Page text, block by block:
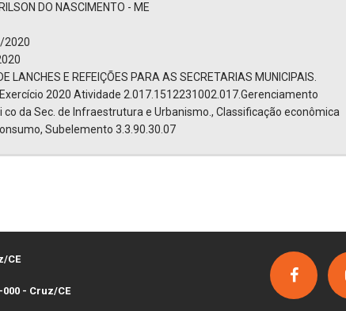
DO NASCIMENTO - ME
2020
LANCHES E REFEIÇÕES PARA AS SECRETARIAS MUNICIPAIS.
Exercício 2020 Atividade 2.017.1512231002.017.Gerenciamento
da Sec. de Infraestrutura e Urbanismo., Classificação econômica
Subelemento 3.3.90.30.07
CE
- Cruz/CE